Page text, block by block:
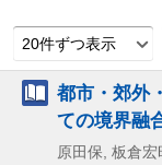
20件ずつ表示
都市・郊外
ての境界融
原田保, 板倉